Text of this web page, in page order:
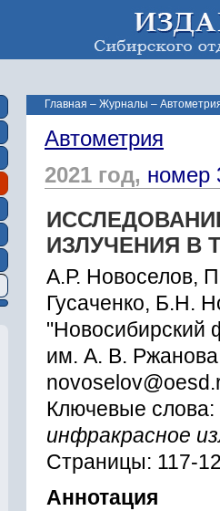
Главная – Журналы –
Автометрия
2021 год, номер
ИЗЛУЧЕНИЯ В
А.Р. Новоселов,
Гусаченко, Б.Н.
"Новосибирский
им. А. В.
Ключевые слова:
инфракрасное
Страницы: 117-
Аннотация